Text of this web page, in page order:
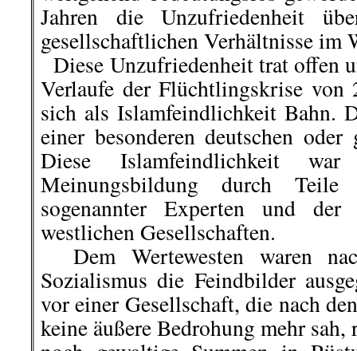
Jahren die Unzufriedenheit
gesellschaftlichen Verhältnisse im
Diese Unzufriedenheit trat offen
Verlaufe der Flüchtlingskrise von
sich als Islamfeindlichkeit Bahn.
einer besonderen deutschen
Diese Islamfeindlichkeit war
Meinungsbildung durch
sogenannter Experten und
westlichen Gesellschaften.
Dem Wertewesten waren
Sozialismus die Feindbilder
vor einer Gesellschaft, die nach
keine äußere Bedrohung mehr